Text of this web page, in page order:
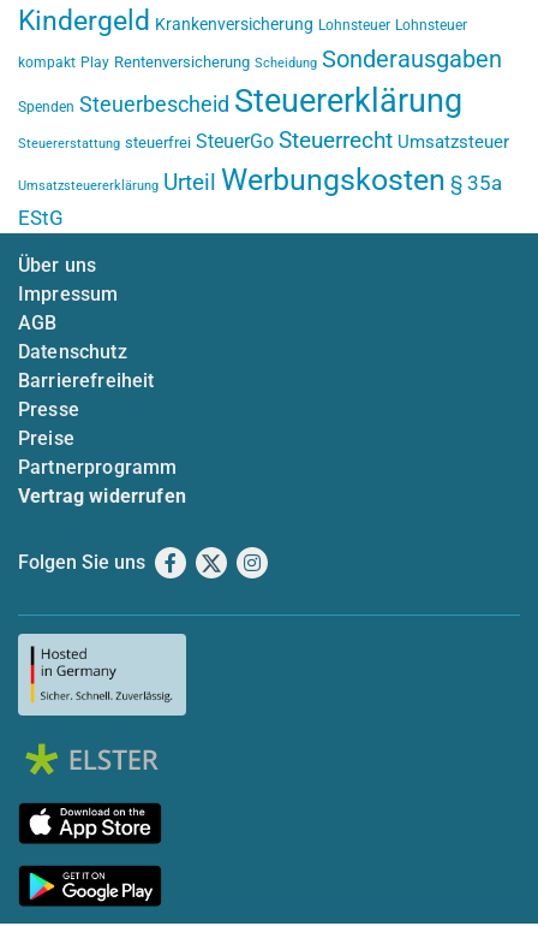
Kindergeld Krankenversicherung Lohnsteuer Lohnsteuer
kompakt Play Rentenversicherung Scheidung Sonderausgaben
Spenden Steuerbescheid Steuererklärung
Steuererstattung steuerfrei SteuerGo Steuerrecht Umsatzsteuer
Umsatzsteuererklärung Urteil Werbungskosten § 35a
EStG
Über uns
Impressum
AGB
Datenschutz
Barrierefreiheit
Presse
Preise
Partnerprogramm
Vertrag widerrufen
Folgen Sie uns Facebook
X Instagram